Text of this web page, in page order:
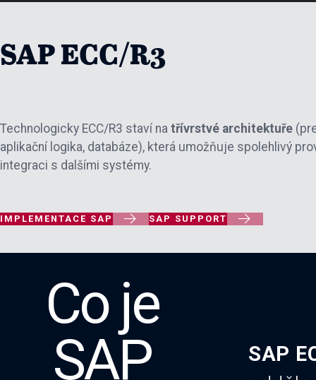
SAP ECC/R3
Technologicky ECC/R3 staví na třívrstvé architektuře
aplikační logika, databáze), která umožňuje spolehlivý
integraci s dalšími systémy.
IMPLEMENTACE SAP  SAP SUPPORT 
Co je
SAP
SAP